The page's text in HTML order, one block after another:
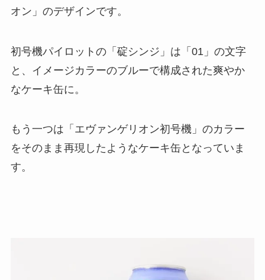
オン」のデザインです。
初号機パイロットの「碇シンジ」は「01」の文字
と、イメージカラーのブルーで構成された爽やか
なケーキ缶に。
もう一つは「エヴァンゲリオン初号機」のカラー
をそのまま再現したようなケーキ缶となっていま
す。